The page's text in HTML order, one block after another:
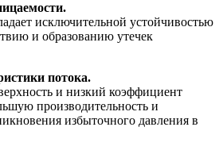
исключительной устойчивостью
и образованию утечек
потока.
и низкий коэффициент
производительность и
избыточного давления в